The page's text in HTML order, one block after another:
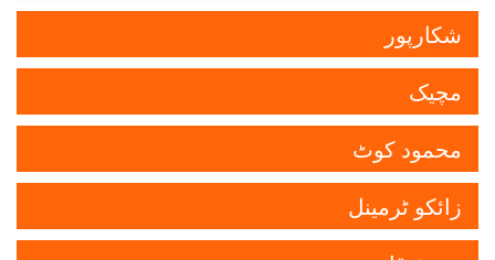
شکارپور
مچیک
محمود کوٹ
زائکو ٹرمینل